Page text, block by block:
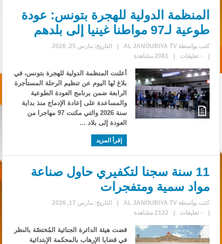
المنظمة الدولية للهجرة بتونس: عودة
طوعية لـ97 مواطنا غينيا إلى بلدهم
كتب بواسطةAL JANOUBIYA TV
|
التاريخ: مارس 25, 2026
|
٠ تعليقات | 2081 مشاهدة
أعلنت المنظمة الدولية للهجرة بتونس، في
بلاغ لها اليوم عن تنظيم الرحلة المستأجرة
الرابعة ضمن برنامج العودة الطوعية
والمساعدة على إعادة الإدماج منذ بداية
سنة 2026 والتي مكنت 97 مهاجرا من
العودة إلى بلاد ...
إقرأ المزيد
11 سنة سجنا لتكفيري حاول صناعة
مواد سمية ومتفجرات
كتب بواسطةAL JANOUBIYA TV
|
التاريخ: مارس 17, 2026
|
٠ تعليقات | 2122 مشاهدة
قضت هيئة الدائرة الجنائية المُختصّة بالنظر
في قضايا الإرهاب بالمحكمة الإبتدائية